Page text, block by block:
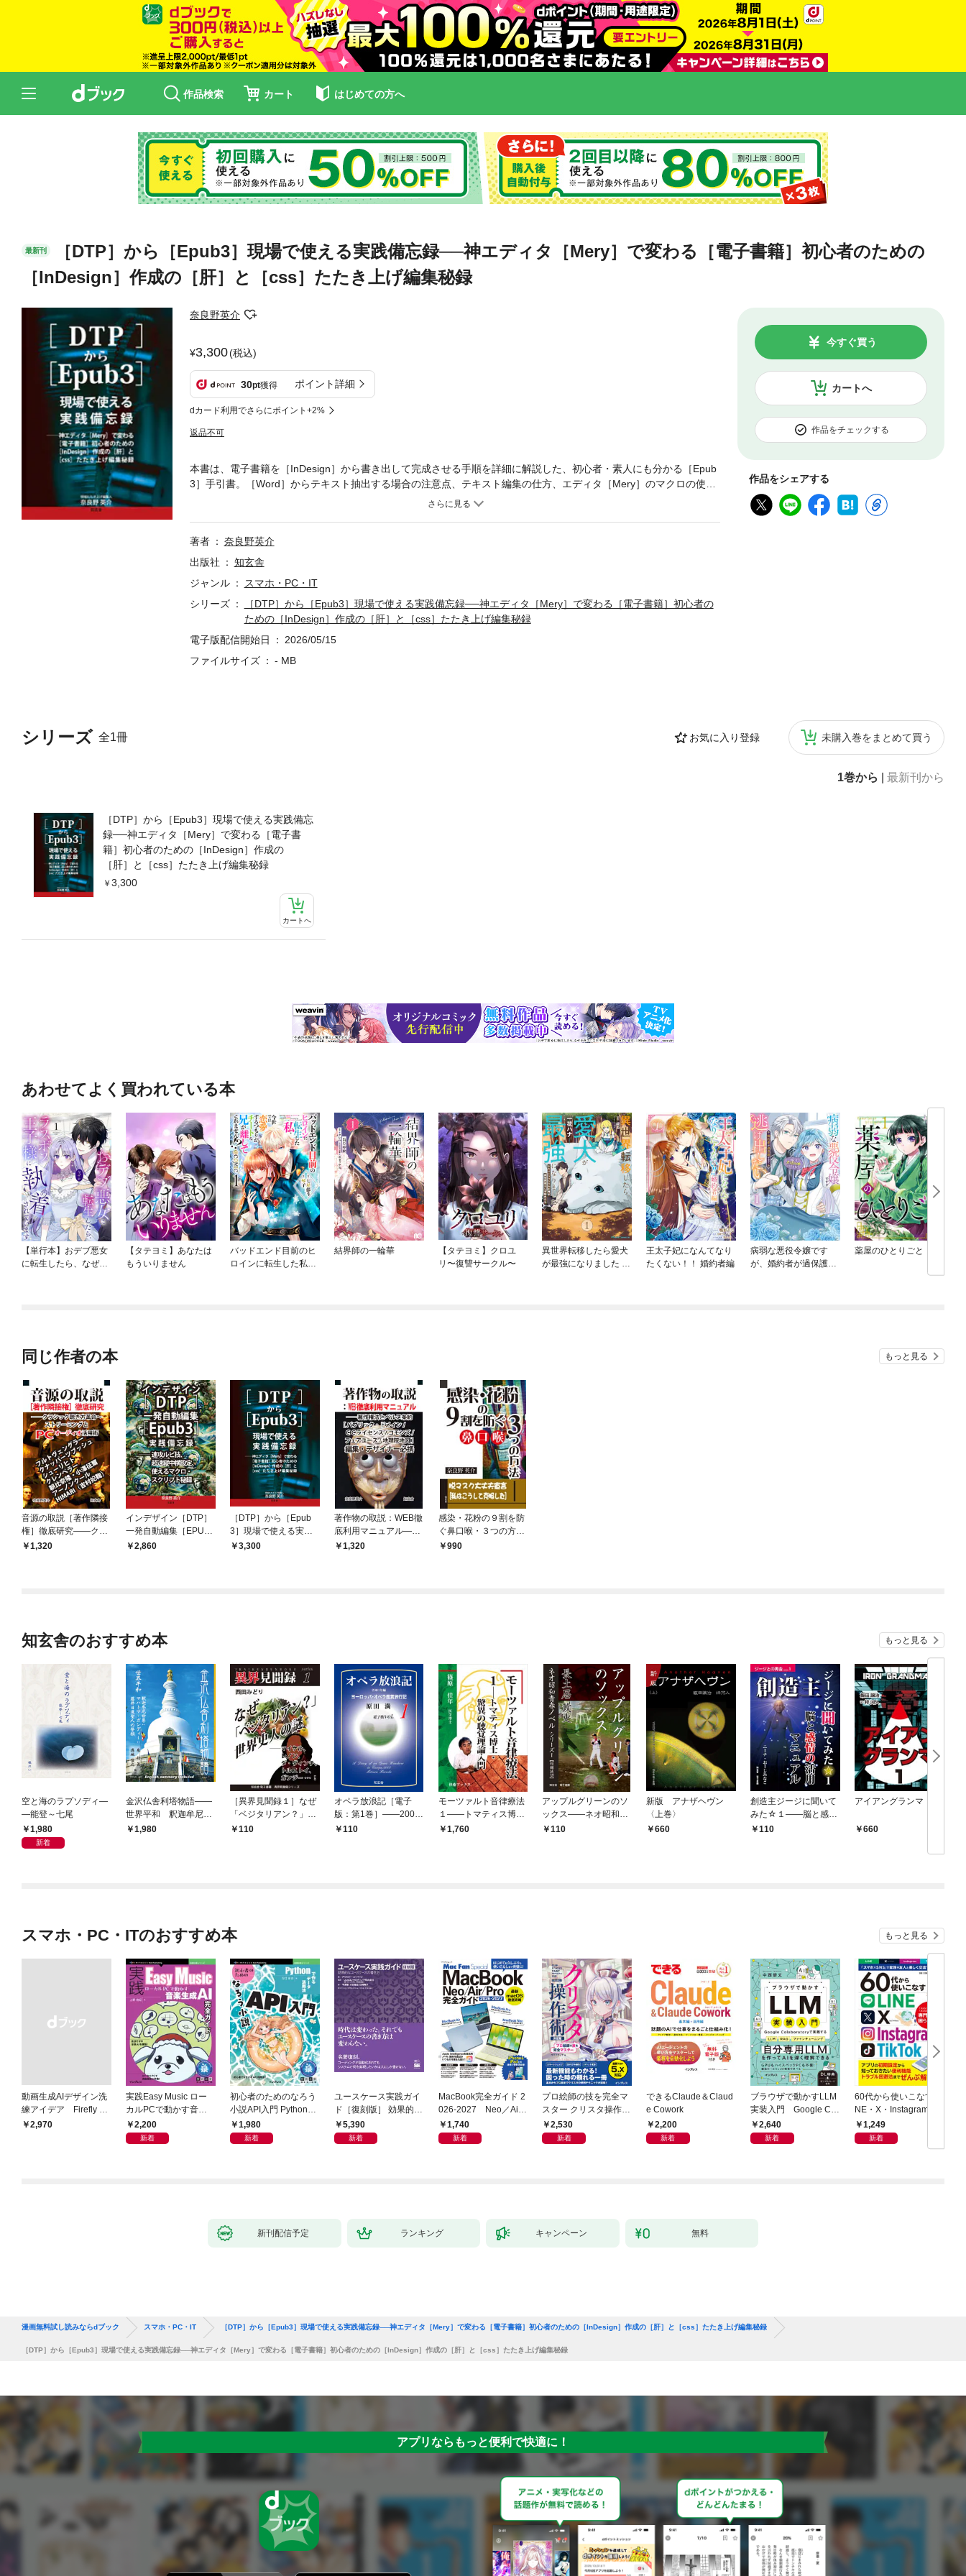
作品検索 カート はじめての方へ
最新刊
［DTP］から［Epub3］現場で使える実践備忘録──神エディタ［Mery］で変わる［電子書籍］初心者のための
［InDesign］作成の［肝］と［css］たたき上げ編集秘録
奈良野英介
3,300(税込)
30pt獲得 ポイント詳細
dカード利用でさらにポイント+2%
返品不可
カートへ
今すぐ買う
作品をチェックする
作品をシェアする
シリーズ 全1冊 お気に入り登録 未購入巻をまとめて買う
1巻から 最新刊から
［DTP］から［Epub3］現場で使える実践備忘
録──神エディタ［Mery］で変わる［電子書
籍］初心者のための［InDesign］作成の
［肝］と［css］たたき上げ編集秘録
3,300
カートへ
本書は、電子書籍を［InDesign］から書き出して完成させる手順を詳細に解説した、初心者・素人にも分かる［Epub
3］手引書。［Word］からテキスト抽出する場合の注意点、テキスト編集の仕方、エディタ［Mery］のマクロの使い
方、［InDesign］におけるドキュメントの設定方法、［段落スタイル］［文字スタイル］の使い方、目次機能の使い
を示して解説した実践のための手引書。電子書籍作成の初心者にわかるように、［DTP］編集者の目線で徹底的に解
説。
著者
奈良野英介
出版社
知玄舎
ジャンル
スマホ・PC・IT
シリーズ
［DTP］から［Epub3］現場で使える実践備忘録──神エディタ［Mery］で変わる［電子書籍］初心者の
ための［InDesign］作成の［肝］と［css］たたき上げ編集秘録
電子版配信開始日
2026/05/15
ファイルサイズ
- MB
あわせてよく買われている本
【単行本】おデブ悪女
に転生したら、なぜか
【タテヨミ】あなたは
もういりません
バッドエンド目前のヒ
ロインに転生した私、
結界師の一輪華
【タテヨミ】クロユ
リ〜復讐サークル〜
異世界転移したら愛犬
が最強になりました ～
王太子妃になんてなり
たくない！！ 婚約者編
病弱な悪役令嬢です
が、婚約者が過保護す
薬屋のひとりごと
同じ作者の本 もっと見る
音源の取説［著作隣接
権］徹底研究――クラ
シック聴き方革命～ス
1,320
インデザイン［DTP］
一発自動編集［EPUB
3］実践備忘録──速攻
2,860
［DTP］から［Epub
3］現場で使える実践
備忘録──神エディタ
3,300
著作物の取説：WEB徹
底利用マニュアル――
著作権法とベルヌ条約
1,320
感染・花粉の９割を防
ぐ鼻口喉・３つの方法
――脱マスク大丈夫宣
990
知玄舎のおすすめ本 もっと見る
空と海のラプソディ―
―能登～七尾
1,980
新着
金沢仏舎利塔物語――
世界平和 釈迦牟尼世
尊：マハトマ・ガンデ
1,980
［異界見聞録１］なぜ
「ベジタリアン？」世
界史人の謎 ――マイ
110
オペラ放浪記［電子
版：第1巻］――2001
年編ヨーロッパ・オペ
110
モーツァルト音律療法
１――トマティス博
士・驚異の聴覚理論入
1,760
アップルグリーンのソ
ックス――ネオ昭和青
春ノベル シリーズ１
110
新版 アナザヘヴン
〈上巻〉
660
創造主ジージに聞いて
みた☆１――脳と感情
の活用マニュアル
110
アイアングランマ １
660
スマホ・PC・ITのおすすめ本 もっと見る
動画生成AIデザイン洗
練アイデア Firefly &
Veo， Kling， etc.
￥2,970
実践Easy Music ロー
カルPCで動かす音楽
生成AI完全ガイド
2,200
新着
初心者のためのなろう
小説API入門 Pythonで
作るデータ活用法
1,980
新着
ユースケース実践ガイ
ド［復刻版］ 効果的な
ユースケースの書き方
5,390
新着
MacBook完全ガイド 2
026-2027 Neo／Air
／Pro対応
1,740
新着
プロ絵師の技を完全マ
スター クリスタ操作術
決定版 改訂2版 CLIP S
TUDIO PAINT PRO/E
2,530
新着
できるClaude＆Claud
e Cowork
2,200
新着
ブラウザで動かすLLM
実装入門 Google Col
aboratoryで実践するL
LM・RAG・ファイン
2,640
新着
60代から使いこなすLI
NE・X・Instagram・T
ikTok
1,249
新着
新刊配信予定 ランキング キャンペーン 無料
漫画無料試し読みならdブック スマホ・PC・IT ［DTP］から［Epub3］現場で使える実践備忘録──神エディタ［Mery］で変わる［電子書籍］初心者のための［InDesign］作成の［肝］と［css］たたき上げ編集秘録
［DTP］から［Epub3］現場で使える実践備忘録──神エディタ［Mery］で変わる［電子書籍］初心者のための［InDesign］作成の［肝］と［css］たたき上げ編集秘録
アプリならもっと便利で快適に！